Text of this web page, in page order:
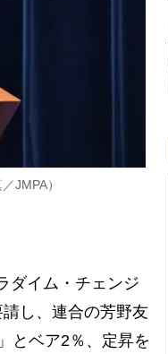
JMPA）
ダイム・チェンジ
し、連合の芳野友
とベア2％、定昇を